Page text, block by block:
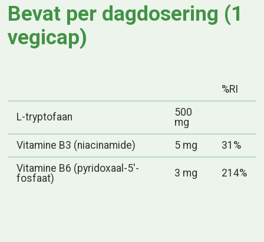
Bevat per dagdosering (1
vegicap)
%RI
L-tryptofaan
500
mg
Vitamine B3 (niacinamide)
5 mg
31%
Vitamine B6 (pyridoxaal-5'-
fosfaat)
3 mg 214%